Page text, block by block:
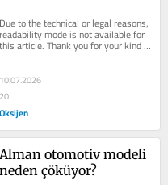
Due to the technical or legal reasons,
readability mode is not available for
this article. Thank you for your kind
10.07.2026
20
Oksijen
Alman otomotiv modeli
neden çöküyor?